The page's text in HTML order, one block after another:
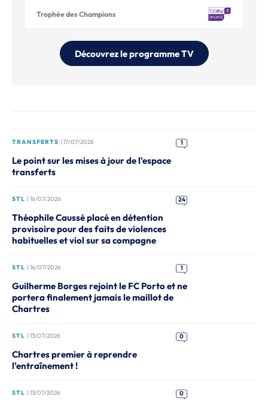
Trophée des Champions
Découvrez le programme TV
TRANSFERTS | 17/07/2026 1
Le point sur les mises à jour de l'espace
transferts
STL | 16/07/2026 24
Théophile Caussé placé en détention
provisoire pour des faits de violences
habituelles et viol sur sa compagne
STL | 16/07/2026 1
Guilherme Borges rejoint le FC Porto et ne
portera finalement jamais le maillot de
Chartres
STL | 13/07/2026 0
Chartres premier à reprendre
l'entraînement !
STL | 13/07/2026 0